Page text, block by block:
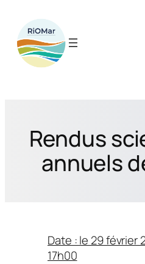
contenu
Rendus
annuels
Date : le 29 février
17h00